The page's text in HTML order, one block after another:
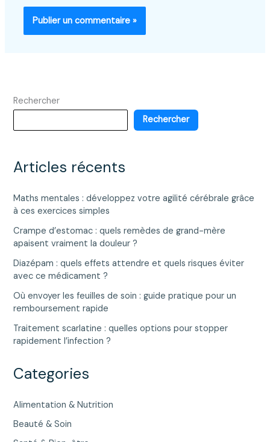
Rechercher
Rechercher
Articles récents
Maths mentales : développez votre agilité cérébrale grâce
à ces exercices simples
Crampe d’estomac : quels remèdes de grand-mère
apaisent vraiment la douleur ?
Diazépam : quels effets attendre et quels risques éviter
avec ce médicament ?
Où envoyer les feuilles de soin : guide pratique pour un
remboursement rapide
Traitement scarlatine : quelles options pour stopper
rapidement l’infection ?
Categories
Alimentation & Nutrition
Beauté & Soin